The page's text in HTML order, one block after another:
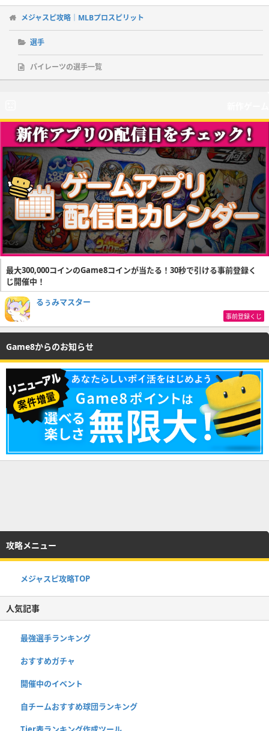
メジャスピ攻略｜MLBプロスピリット
選手
パイレーツの選手一覧
最大300,000コインのGame8コインが当たる！30秒で引ける事前登録く
じ開催中！
るぅみマスター
事前登録くじ
Game8からのお知らせ
攻略メニュー
メジャスピ攻略TOP
人気記事
最強選手ランキング
おすすめガチャ
開催中のイベント
自チームおすすめ球団ランキング